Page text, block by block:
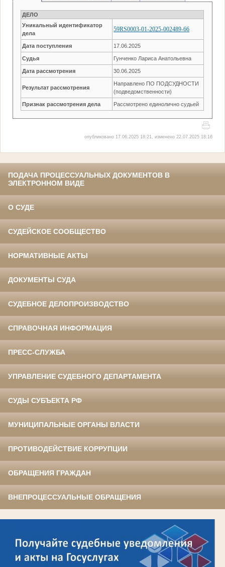
ДЕЛО
Уникальный идентификатор
дела
59RS0003-01-2025-002489-66
Дата поступления 17.06.2025
Судья Гунченко Лариса Анатольевна
Дата рассмотрения 30.06.2025
Результат рассмотрения
Направлено ПО ПОДСУДНОСТИ
(подведомственности)
Признак рассмотрения дела Рассмотрено единолично судьей
опубликовано 17.06.2025 18:21, изменено 22.07.2025 18:16
ПОДАЧА ПРОЦЕССУАЛЬНЫХ ДОКУМЕНТОВ В
ЭЛЕКТРОННОМ ВИДЕ
О СУДЕ
СУДЕЙСКОЕ СООБЩЕСТВО
НОРМАТИВНЫЕ АКТЫ
ДОКУМЕНТЫ СУДА
СУДЕБНОЕ ДЕЛОПРОИЗВОДСТВО
СПРАВОЧНАЯ ИНФОРМАЦИЯ
ПРЕСС-СЛУЖБА
УПРАВЛЕНИЕ СУДЕБНОГО ДЕПАРТАМЕНТА
СУДЫ СУБЪЕКТА РФ
МУНИЦИПАЛЬНЫЕ ОРГАНЫ ВЛАСТИ
ПРОТИВОДЕЙСТВИЕ КОРРУПЦИИ
ОБРАЩЕНИЯ ГРАЖДАН
ВНЕПРОЦЕССУАЛЬНЫЕ ОБРАЩЕНИЯ